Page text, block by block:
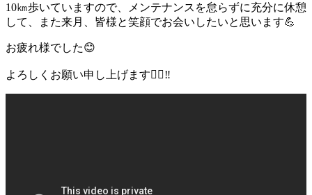
10㎞歩いていますので、メンテナンスを怠らずに充分に休憩
して、また来月、皆様と笑顔でお会いしたいと思います💪
お疲れ様でした😊
よろしくお願い申し上げます🙇‍♂️‼️